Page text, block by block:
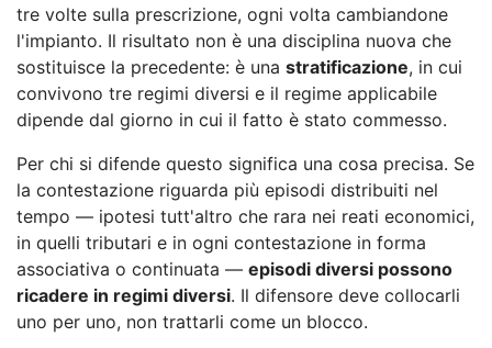
tre volte sulla prescrizione, ogni volta cambiandone
l'impianto. Il risultato non è una disciplina nuova che
sostituisce la precedente: è una stratificazione, in cui
convivono tre regimi diversi e il regime applicabile
dipende dal giorno in cui il fatto è stato commesso.
Per chi si difende questo significa una cosa precisa. Se
la contestazione riguarda più episodi distribuiti nel
tempo — ipotesi tutt'altro che rara nei reati economici,
in quelli tributari e in ogni contestazione in forma
associativa o continuata — episodi diversi possono
ricadere in regimi diversi. Il difensore deve collocarli
uno per uno, non trattarli come un blocco.